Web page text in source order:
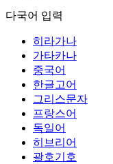
다국어 입력
히라가나
가타카나
중국어
한글고어
그리스문자
프랑스어
독일어
히브리어
괄호기호